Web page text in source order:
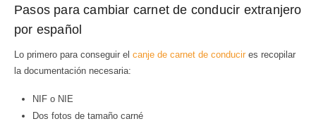
Pasos para cambiar carnet de conducir extranjero
por español
Lo primero para conseguir el canje de carnet de conducir es recopilar
la documentación necesaria:
NIF o NIE
Dos fotos de tamaño carné